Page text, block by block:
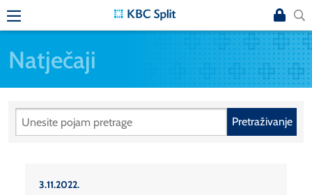
Natječaji
Pretraživanje
3.11.2022.